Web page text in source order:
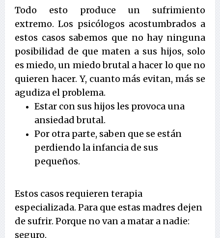
Todo esto produce un sufrimiento
extremo. Los psicólogos acostumbrados a
estos casos sabemos que no hay ninguna
posibilidad de que maten a sus hijos, solo
es miedo, un miedo brutal a hacer lo que no
quieren hacer. Y, cuanto más evitan, más se
agudiza el problema.
Estar con sus hijos les provoca una
ansiedad brutal.
Por otra parte, saben que se están
perdiendo la infancia de sus
pequeños.
Estos casos requieren terapia
especializada. Para que estas madres dejen
de sufrir. Porque no van a matar a nadie:
seguro.